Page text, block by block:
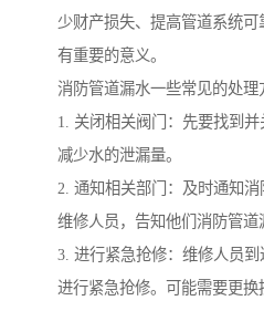
少财产损失、提高管道系统
有重要的意义。
消防管道漏水一些常见的处理
1. 关闭相关阀门：先要找到
减少水的泄漏量。
2. 通知相关部门：及时通知
维修人员，告知他们消防管道
3. 进行紧急抢修：维修人员
进行紧急抢修。可能需要更